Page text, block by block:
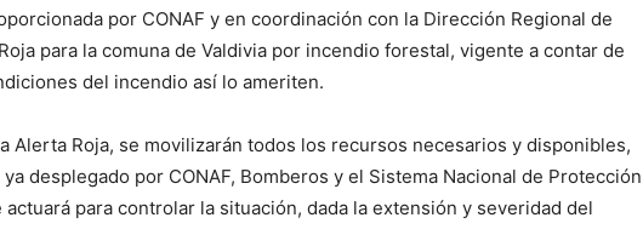
por CONAF y en coordinación con la Dirección Regional de
para la comuna de Valdivia por incendio forestal, vigente a contar de
del incendio así lo ameriten.
Alerta Roja, se movilizarán todos los recursos necesarios y disponibles,
desplegado por CONAF, Bomberos y el Sistema Nacional de Protección
actuará para controlar la situación, dada la extensión y severidad del